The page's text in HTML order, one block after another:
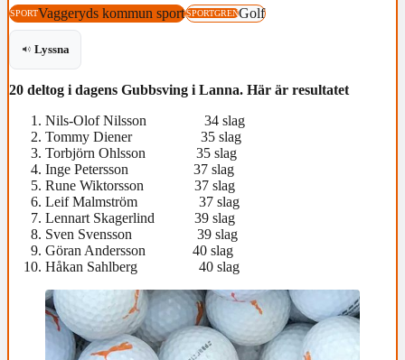
SPORTVaggeryds kommun sportSPORTGRENGolf
Lyssna
20 deltog i dagens Gubbsving i Lanna. Här är resultatet
Nils-Olof Nilsson 34 slag
Tommy Diener 35 slag
Torbjörn Ohlsson 35 slag
Inge Petersson 37 slag
Rune Wiktorsson 37 slag
Leif Malmström 37 slag
Lennart Skagerlind 39 slag
Sven Svensson 39 slag
Göran Andersson 40 slag
Håkan Sahlberg 40 slag